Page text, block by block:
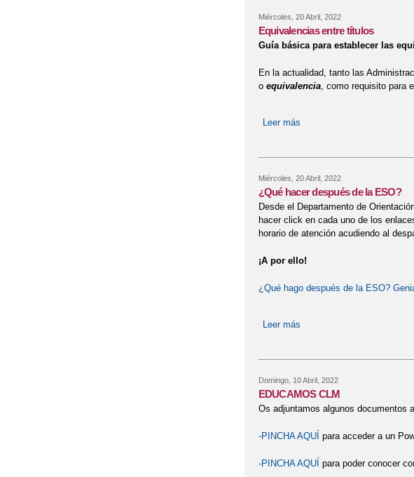
Miércoles, 20 Abril, 2022
Equivalencias entre títulos
Guía básica para establecer las
En la actualidad, tanto las
o equivalencia, como requisito para
Leer más
Miércoles, 20 Abril, 2022
¿Qué hacer después de la ESO?
Desde el Departamento de
hacer click en cada uno de los
horario de atención acudiendo al
¡A por ello!
¿Qué hago después de la ESO?
Leer más
Domingo, 10 Abril, 2022
EDUCAMOS CLM
Os adjuntamos algunos documentos
-PINCHA AQUÍ para acceder a un
-PINCHA AQUÍ para poder conocer